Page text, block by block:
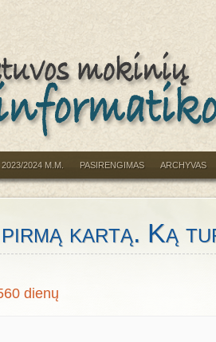
2023/2024 M.M. PASIRENGIMAS ARCHYVAS
kartą. Ką
dienų